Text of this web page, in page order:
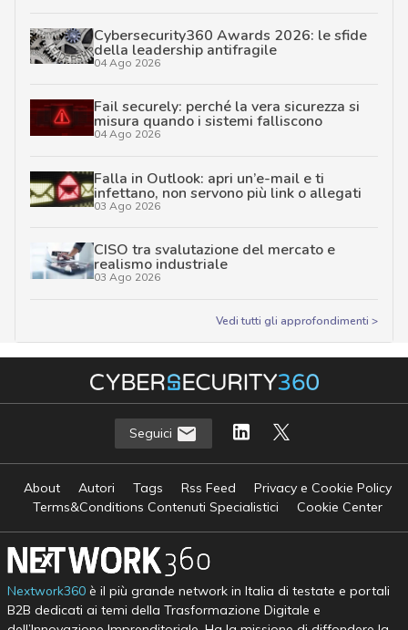
Cybersecurity360 Awards 2026: le sfide
della leadership antifragile
04 Ago 2026
Fail securely: perché la vera sicurezza si
misura quando i sistemi falliscono
04 Ago 2026
Falla in Outlook: apri un’e-mail e ti
infettano, non servono più link o allegati
03 Ago 2026
CISO tra svalutazione del mercato e
realismo industriale
03 Ago 2026
Vedi tutti gli approfondimenti >
Seguici
About Autori Tags Rss Feed
Privacy e Cookie Policy
Terms&Conditions Contenuti Specialistici
Cookie Center
Nextwork360è il più grande network in Italia di testate e portali
B2B dedicati ai temi della Trasformazione Digitale e